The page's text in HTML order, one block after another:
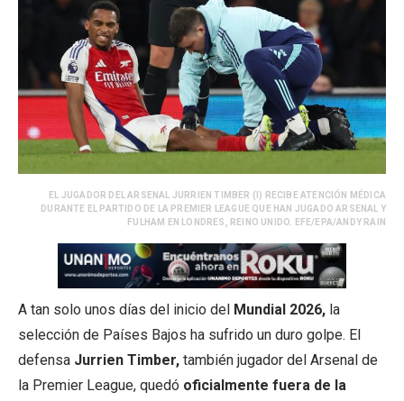
EL JUGADOR DEL ARSENAL JURRIEN TIMBER (I) RECIBE ATENCIÓN MÉDICA
DURANTE EL PARTIDO DE LA PREMIER LEAGUE QUE HAN JUGADO ARSENAL Y
FULHAM EN LONDRES, REINO UNIDO. EFE/EPA/ANDY RAIN
A tan solo unos días del inicio del Mundial 2026, la
selección de Países Bajos ha sufrido un duro golpe. El
defensa Jurrien Timber, también jugador del Arsenal de
la Premier League, quedó oficialmente fuera de la